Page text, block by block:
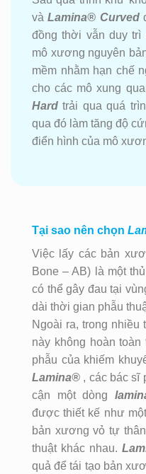
vàLamina® Curved
đồng thời vẫn duy trì
mô xương nguyên
mềm nhằm hạn chế
cho các mô xung
Hard trải qua quá
qua đó làm tăng độ
điển hình của mô
Tại sao nên chọn
Việc lấy các bản
Bone – AB) là một
có thể gây đau tại
dài thời gian phẫu
Ngoài ra, trong
này không hoàn
phẫu của khiếm
Lamina® , các bác sĩ
cận một dòng
được thiết kế như
bản xương vỏ tự
thuật khác nhau.
quả để tái tạo bản